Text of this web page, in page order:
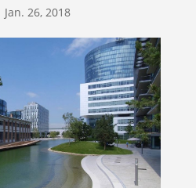
Jan. 26, 2018